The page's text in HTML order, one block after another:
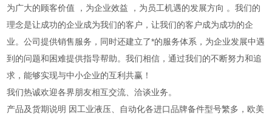
为广大的顾客价值 ，为企业效益 ，为员工机遇的发展方向 。我们的
理念是让成功的企业成为我们的客户，让我们的客户成为成功的企
业。公司提供销售服务，同时还建立了*的服务体系，为企业发展中遇
到的问题和困难提供指导帮助。我们相信，通过我们的不断努力和追
求，能够实现与中小企业的互利共赢！
我们热诚欢迎各界朋友相互交流、洽谈业务。
产品及货期说明 因工业液压、自动化各进口品牌备件型号繁多，欧美